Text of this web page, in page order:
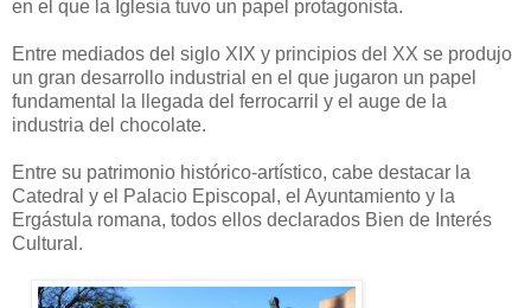
en el que la Iglesia tuvo un papel protagonista.
Entre mediados del siglo XIX y principios del XX se produjo
un gran desarrollo industrial en el que jugaron un papel
fundamental la llegada del ferrocarril y el auge de la
industria del chocolate.
Entre su patrimonio histórico-artístico, cabe destacar la
Catedral y el Palacio Episcopal, el Ayuntamiento y la
Ergástula romana, todos ellos declarados Bien de Interés
Cultural.